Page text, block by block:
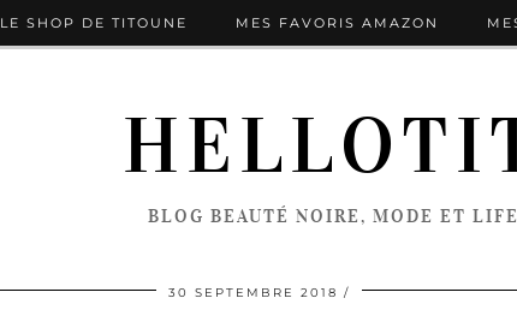
BLOG BEAUTÉ NOIRE, MODE ET
LE SHOP DE TITOUNE MES FAVORIS AMAZON
30 SEPTEMBRE 2018